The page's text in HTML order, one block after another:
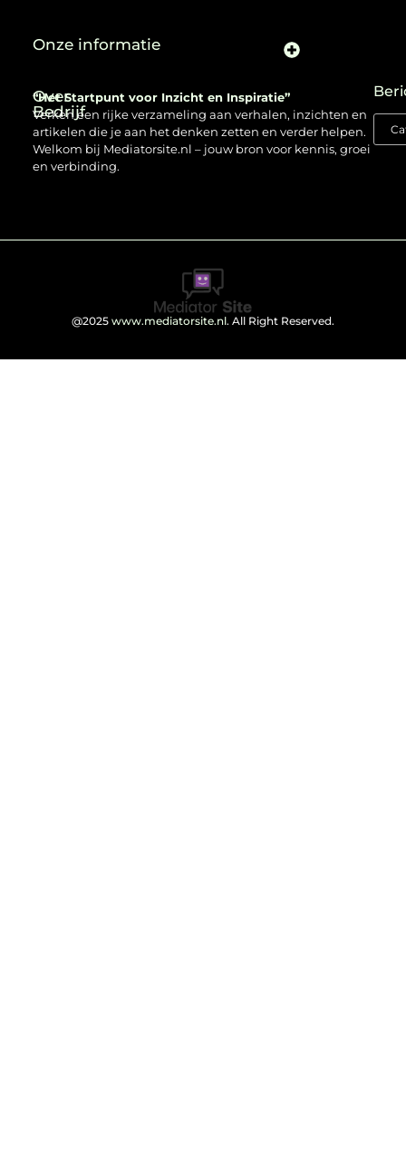
Over
Bedrijf
“Het Startpunt voor Inzicht en Inspiratie”
Verken een rijke verzameling aan verhalen, inzichten en
artikelen die je aan het denken zetten en verder helpen.
Welkom bij Mediatorsite.nl – jouw bron voor kennis, groei
en verbinding.
Onze informatie
@2025 www.mediatorsite.nl. All Right Reserved.